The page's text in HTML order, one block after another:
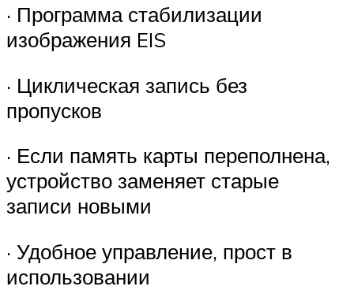
· Программа стабилизации
изображения EIS
· Циклическая запись без
пропусков
· Если память карты переполнена,
устройство заменяет старые
записи новыми
· Удобное управление, прост в
использовании